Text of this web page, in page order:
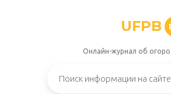
UFPB
Онлайн-журнал об